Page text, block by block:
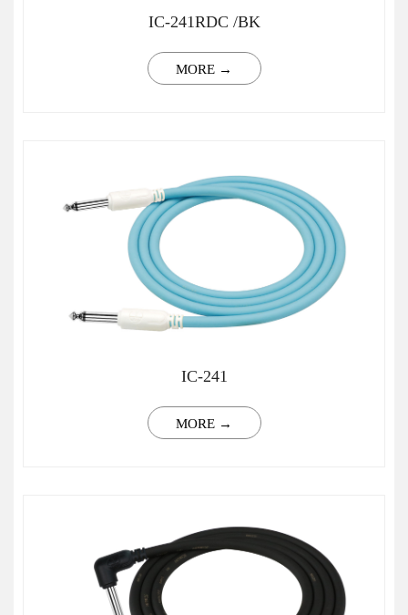
IC-241RDC /BK
MORE →
IC-241
MORE →